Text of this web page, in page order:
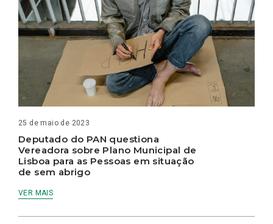
25 de maio de 2023
Deputado do PAN questiona
Vereadora sobre Plano Municipal de
Lisboa para as Pessoas em situação
de sem abrigo
VER MAIS